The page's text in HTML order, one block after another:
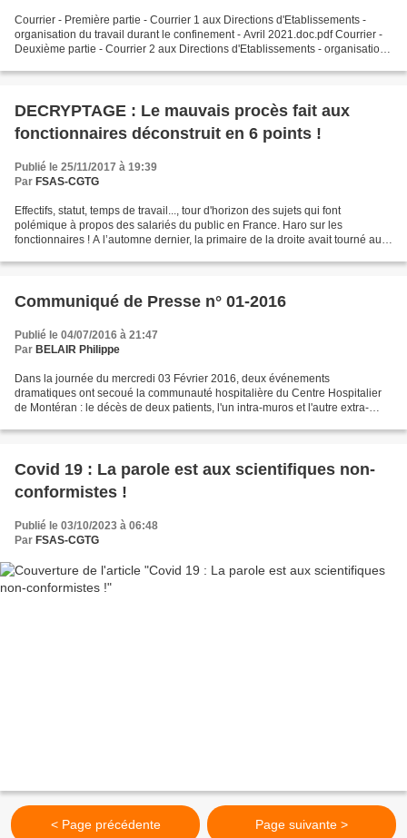
Courrier - Première partie - Courrier 1 aux Directions d'Etablissements -
organisation du travail durant le confinement - Avril 2021.doc.pdf Courrier -
Deuxième partie - Courrier 2 aux Directions d'Etablissements - organisation
DECRYPTAGE : Le mauvais procès fait aux
fonctionnaires déconstruit en 6 points !
Publié le 25/11/2017 à 19:39
Par FSAS-CGTG
Effectifs, statut, temps de travail..., tour d'horizon des sujets qui font
polémique à propos des salariés du public en France. Haro sur les
fonctionnaires ! A l’automne dernier, la primaire de la droite avait tourné au
Communiqué de Presse n° 01-2016
Publié le 04/07/2016 à 21:47
Par BELAIR Philippe
Dans la journée du mercredi 03 Février 2016, deux événements
dramatiques ont secoué la communauté hospitalière du Centre Hospitalier
de Montéran : le décès de deux patients, l'un intra-muros et l'autre extra-
Covid 19 : La parole est aux scientifiques non-
conformistes !
Publié le 03/10/2023 à 06:48
Par FSAS-CGTG
< Page précédente Page suivante >